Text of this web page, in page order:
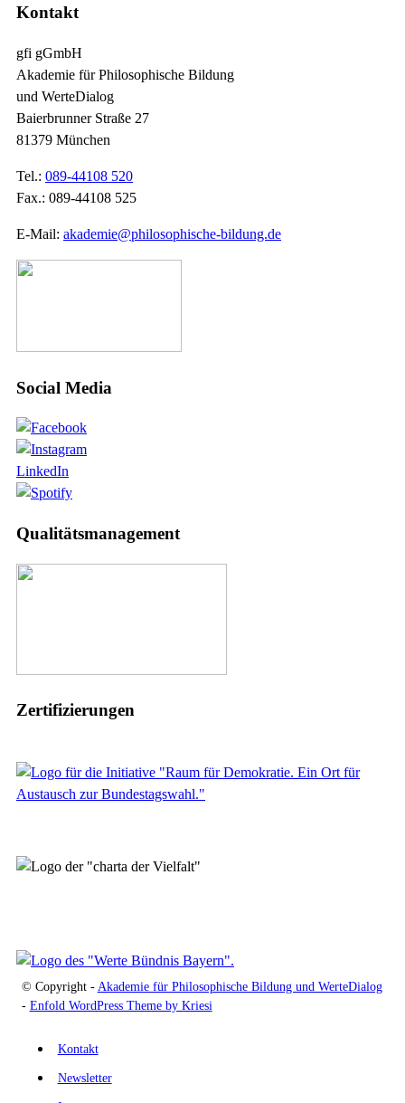
Kontakt
gfi gGmbH
Akademie für Philosophische Bildung
und WerteDialog
Baierbrunner Straße 27
81379 München
Tel.: 089-44108 520
Fax.: 089-44108 525
E-Mail: akademie@philosophische-bildung.de
Social Media
LinkedIn
Qualitätsmanagement
Zertifizierungen
© Copyright - Akademie für Philosophische Bildung und WerteDialog
- Enfold WordPress Theme by Kriesi
Kontakt
Newsletter